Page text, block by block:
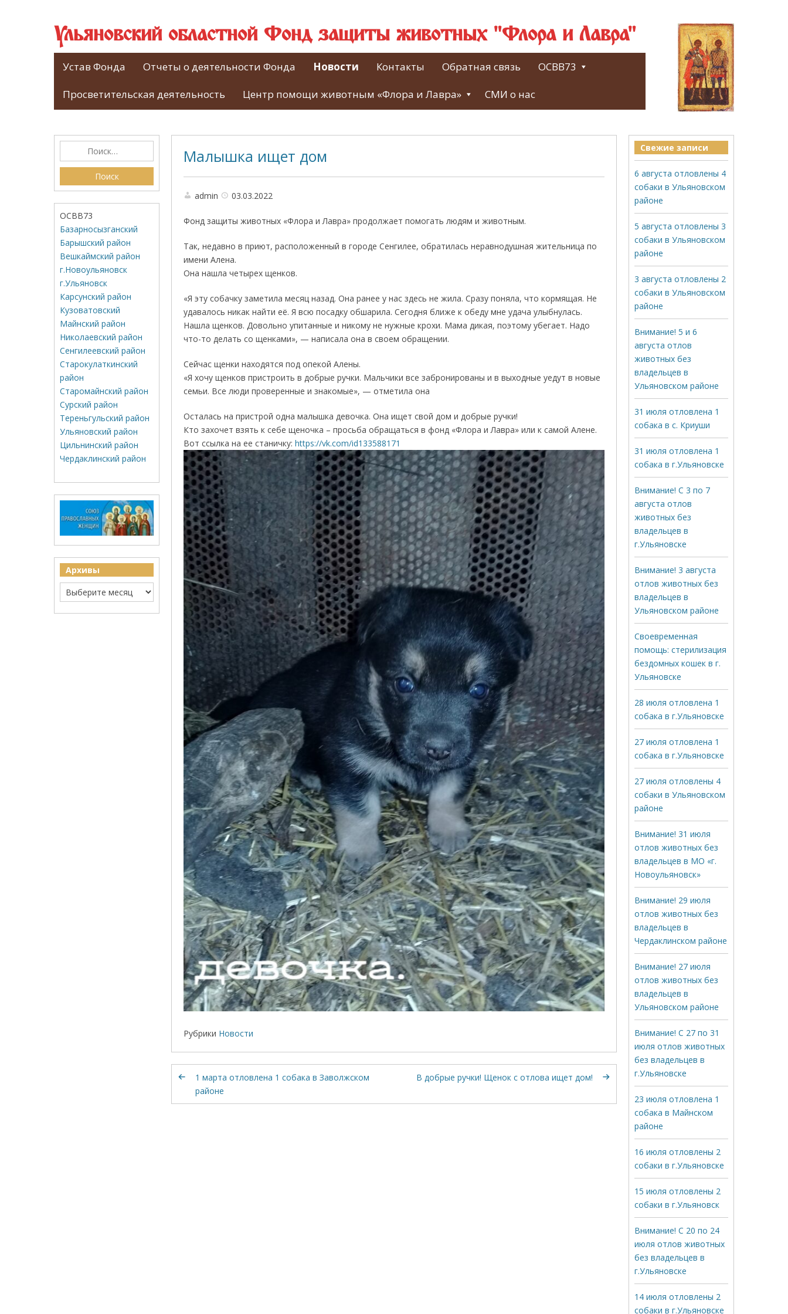
Ульяновский областной Фонд защиты животных "Флора и Лавра"
Устав Фонда Отчеты о деятельности Фонда Новости Контакты Обратная связь ОСВВ73
Просветительская деятельность Центр помощи животным «Флора и Лавра» СМИ о нас
Малышка ищет дом
admin 03.03.2022
Фонд защиты животных «Флора и Лавра» продолжает помогать людям и животным.
Так, недавно в приют, расположенный в городе Сенгилее, обратилась неравнодушная жительница по
имени Алена.
Она нашла четырех щенков.
«Я эту собачку заметила месяц назад. Она ранее у нас здесь не жила. Сразу поняла, что кормящая. Не
удавалось никак найти её. Я всю посадку обшарила. Сегодня ближе к обеду мне удача улыбнулась.
Нашла щенков. Довольно упитанные и никому не нужные крохи. Мама дикая, поэтому убегает. Надо
что-то делать со щенками», — написала она в своем обращении.
Сейчас щенки находятся под опекой Алены.
«Я хочу щенков пристроить в добрые ручки. Мальчики все забронированы и в выходные уедут в новые
семьи. Все люди проверенные и знакомые», — отметила она
Осталась на пристрой одна малышка девочка. Она ищет свой дом и добрые ручки!
Кто захочет взять к себе щеночка – просьба обращаться в фонд «Флора и Лавра» или к самой Алене.
Вот ссылка на ее станичку: https://vk.com/id133588171
Рубрики Новости
1 марта отловлена 1 собака в Заволжском
районе
В добрые ручки! Щенок с отлова ищет дом!
ОСВВ73
Базарносызганский
Барышский район
Вешкаймский район
г.Новоульяновск
г.Ульяновск
Карсунский район
Кузоватовский
Майнский район
Николаевский район
Сенгилеевский район
Старокулаткинский
район
Старомайнский район
Сурский район
Тереньгульский район
Ульяновский район
Цильнинский район
Чердаклинский район
Архивы
Свежие записи
6 августа отловлены 4
собаки в Ульяновском
районе
5 августа отловлены 3
собаки в Ульяновском
районе
3 августа отловлены 2
собаки в Ульяновском
районе
Внимание! 5 и 6
августа отлов
животных без
владельцев в
Ульяновском районе
31 июля отловлена 1
собака в с. Криуши
31 июля отловлена 1
собака в г.Ульяновске
Внимание! С 3 по 7
августа отлов
животных без
владельцев в
г.Ульяновске
Внимание! 3 августа
отлов животных без
владельцев в
Ульяновском районе
Своевременная
помощь: стерилизация
бездомных кошек в г.
Ульяновске
28 июля отловлена 1
собака в г.Ульяновске
27 июля отловлена 1
собака в г.Ульяновске
27 июля отловлены 4
собаки в Ульяновском
районе
Внимание! 31 июля
отлов животных без
владельцев в МО «г.
Новоульяновск»
Внимание! 29 июля
отлов животных без
владельцев в
Чердаклинском районе
Внимание! 27 июля
отлов животных без
владельцев в
Ульяновском районе
Внимание! С 27 по 31
июля отлов животных
без владельцев в
г.Ульяновске
23 июля отловлена 1
собака в Майнском
районе
16 июля отловлены 2
собаки в г.Ульяновске
15 июля отловлены 2
собаки в г.Ульяновск
Внимание! С 20 по 24
июля отлов животных
без владельцев в
г.Ульяновске
14 июля отловлены 2
собаки в г.Ульяновске